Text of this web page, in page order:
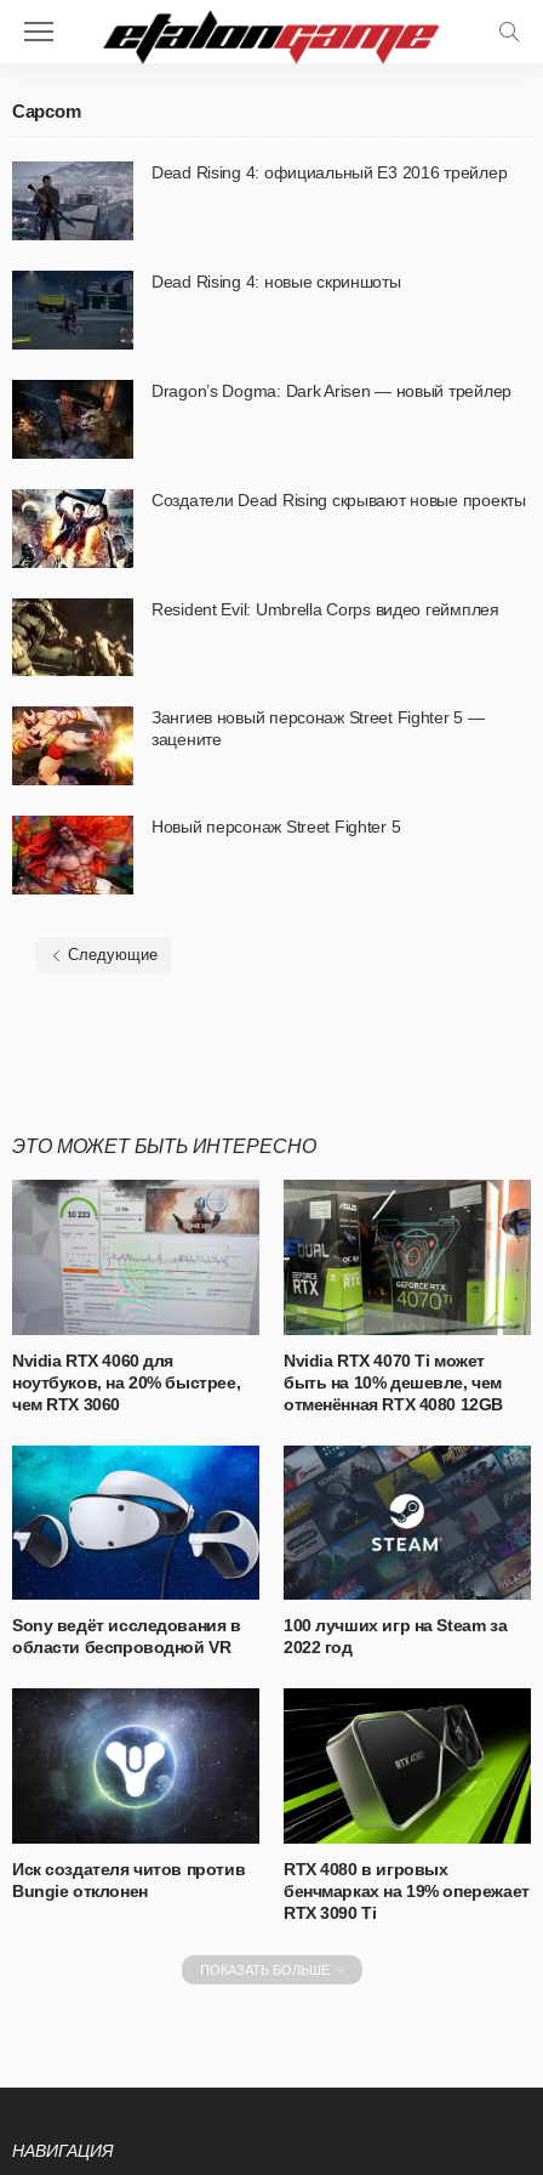
Capcom
Dead Rising 4: официальный E3 2016 трейлер
Dead Rising 4: новые скриншоты
Dragon’s Dogma: Dark Arisen — новый трейлер
Создатели Dead Rising скрывают новые проекты
Resident Evil: Umbrella Corps видео геймплея
Зангиев новый персонаж Street Fighter 5 —
зацените
Новый персонаж Street Fighter 5
Следующие
ЭТО МОЖЕТ БЫТЬ ИНТЕРЕСНО
Nvidia RTX 4060 для
ноутбуков, на 20% быстрее,
чем RTX 3060
Nvidia RTX 4070 Ti может
быть на 10% дешевле, чем
отменённая RTX 4080 12GB
Sony ведёт исследования в
области беспроводной VR
100 лучших игр на Steam за
2022 год
Иск создателя читов против
Bungie отклонен
RTX 4080 в игровых
бенчмарках на 19% опережает
RTX 3090 Ti
ПОКАЗАТЬ БОЛЬШЕ
НАВИГАЦИЯ